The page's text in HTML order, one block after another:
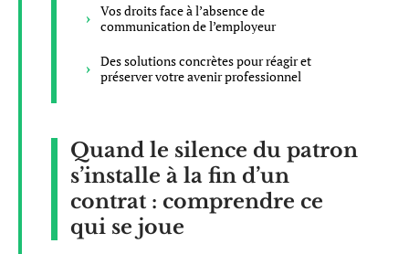
Vos droits face à l’absence de
communication de l’employeur
Des solutions concrètes pour réagir et
préserver votre avenir professionnel
Quand le silence du patron
s’installe à la fin d’un
contrat : comprendre ce
qui se joue